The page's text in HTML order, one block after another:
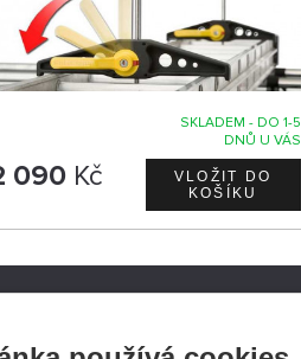
SKLADEM - DO 1-5
DNŮ U VÁS
090 Kč